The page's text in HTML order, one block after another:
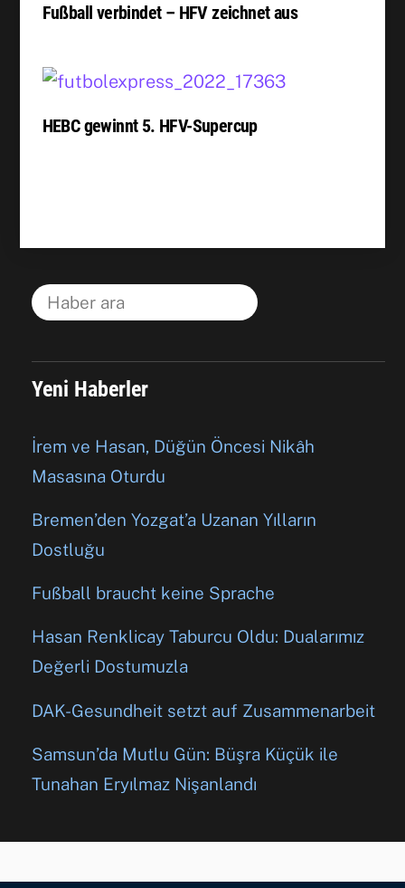
Fußball verbindet – HFV zeichnet aus
HEBC gewinnt 5. HFV-Supercup
Yeni Haberler
İrem ve Hasan, Düğün Öncesi Nikâh
Masasına Oturdu
Bremen’den Yozgat’a Uzanan Yılların
Dostluğu
Fußball braucht keine Sprache
Hasan Renklicay Taburcu Oldu: Dualarımız
Değerli Dostumuzla
DAK-Gesundheit setzt auf Zusammenarbeit
Samsun’da Mutlu Gün: Büşra Küçük ile
Tunahan Eryılmaz Nişanlandı